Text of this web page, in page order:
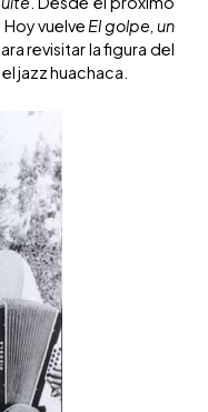
vuelve El golpe, un
revisitar la figura del
jazz huachaca.